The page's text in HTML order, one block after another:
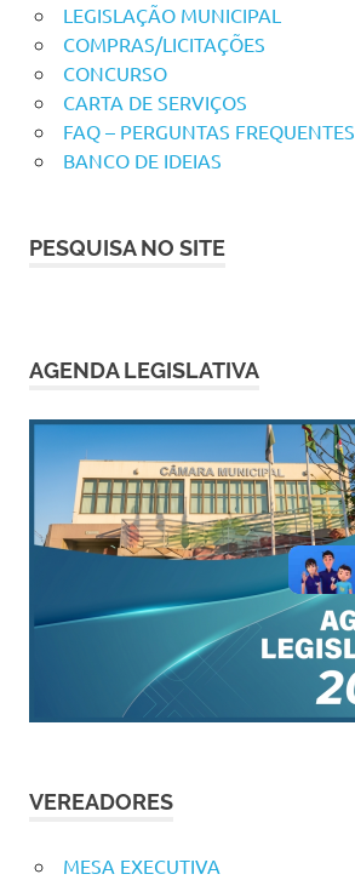
LEGISLAÇÃO MUNICIPAL
COMPRAS/LICITAÇÕES
CONCURSO
CARTA DE SERVIÇOS
FAQ – PERGUNTAS FREQUENTES
BANCO DE IDEIAS
PESQUISA NO SITE
AGENDA LEGISLATIVA
VEREADORES
MESA EXECUTIVA